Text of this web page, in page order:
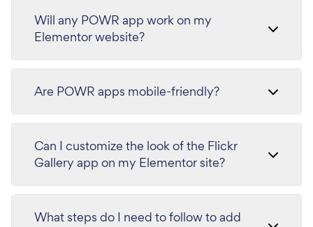
Will any POWR app work on my
Elementor website?
Are POWR apps mobile-friendly?
Can I customize the look of the Flickr
Gallery app on my Elementor site?
What steps do I need to follow to add